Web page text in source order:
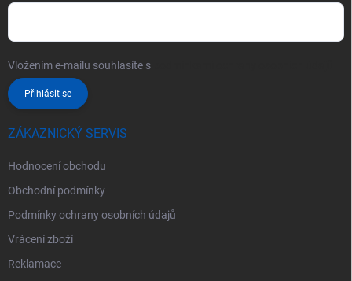
Vložením e-mailu souhlasíte s
Přihlásit se
ZÁKAZNICKÝ SERVIS
Hodnocení obchodu
Obchodní podmínky
Podmínky ochrany osobních údajů
Vrácení zboží
Reklamace